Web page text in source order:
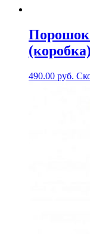
Порошок
(коробка)
490.00 руб.